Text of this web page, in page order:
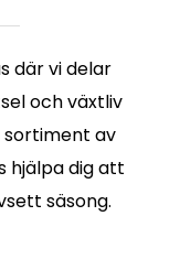
där vi delar
och växtliv
sortiment av
hjälpa dig att
säsong.